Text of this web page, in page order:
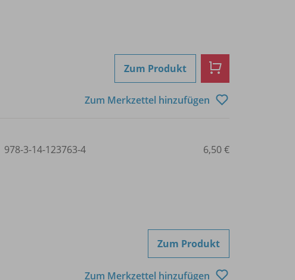
Zum Produkt
Zum Merkzettel hinzufügen
978-3-14-123763-4 6,50 €
Zum Produkt
Zum Merkzettel hinzufügen